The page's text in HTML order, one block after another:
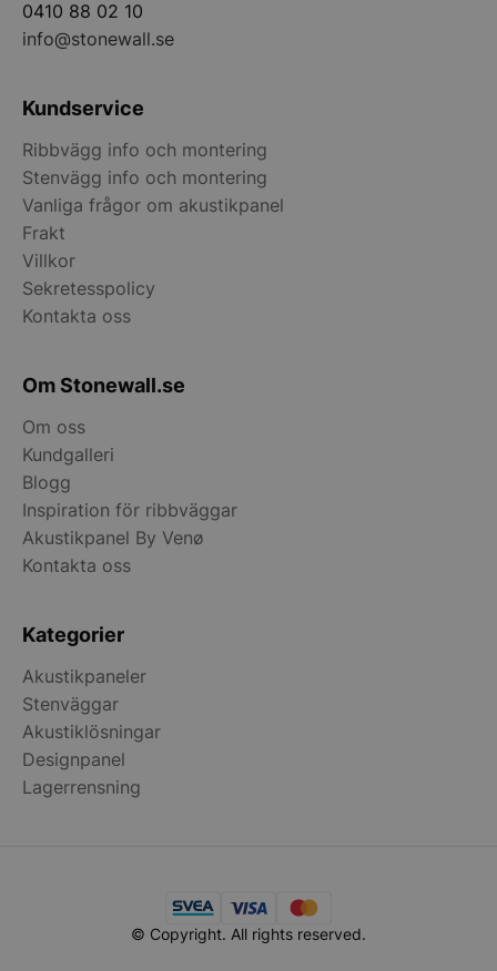
0410 88 02 10
info@stonewall.se
Kundservice
Ribbvägg info och montering
Stenvägg info och montering
Vanliga frågor om akustikpanel
Frakt
Villkor
Sekretesspolicy
Kontakta oss
Om Stonewall.se
Om oss
Kundgalleri
Blogg
Inspiration för ribbväggar
Akustikpanel By Venø
Kontakta oss
Kategorier
Akustikpaneler
Stenväggar
Akustiklösningar
Designpanel
Lagerrensning
© Copyright. All rights reserved.
__lc_cst
{32}
CookieScriptConsent
woocommerce_cart_hash
woocommerce_items_in_cart